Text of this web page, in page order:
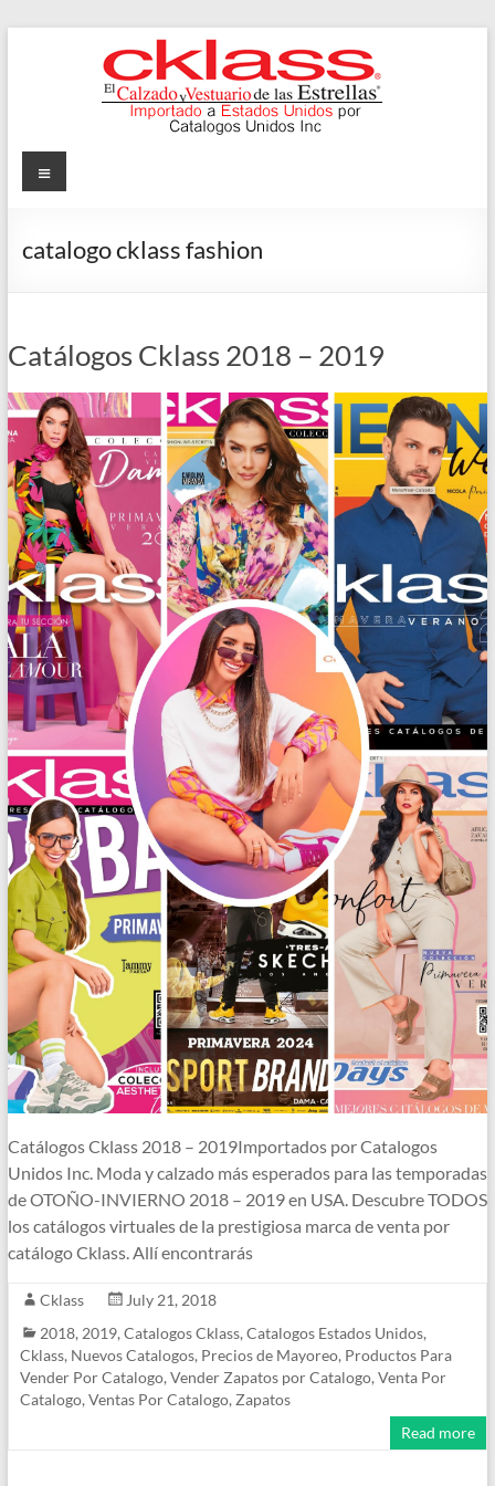
Cklass
y
Estrellas
Menu
catalogo cklass fashion
Catálogos Cklass 2018 – 2019
Catálogos Cklass 2018 – 2019Importados por Catalogos
Unidos Inc. Moda y calzado más esperados para las temporadas
de OTOÑO-INVIERNO 2018 – 2019 en USA. Descubre TODOS
los catálogos virtuales de la prestigiosa marca de venta por
catálogo Cklass. Allí encontrarás
Cklass
July 21, 2018
2018, 2019, Catalogos Cklass, Catalogos Estados Unidos,
Cklass, Nuevos Catalogos, Precios de Mayoreo, Productos Para
Vender Por Catalogo, Vender Zapatos por Catalogo, Venta Por
Catalogo, Ventas Por Catalogo, Zapatos
Read more